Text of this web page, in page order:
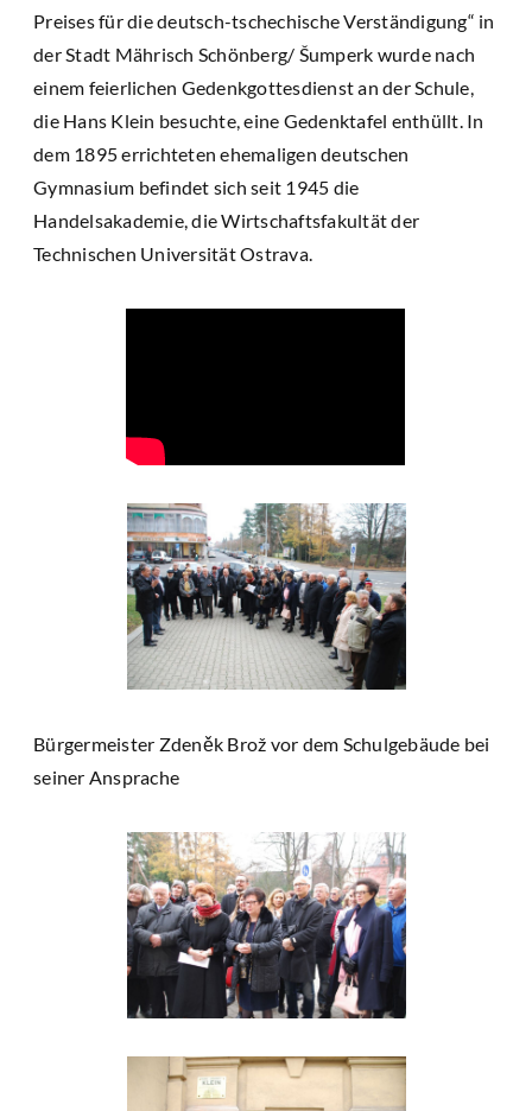
Preises für die deutsch-tschechische Verständigung“ in
der Stadt Mährisch Schönberg/ Šumperk wurde nach
einem feierlichen Gedenkgottesdienst an der Schule,
die Hans Klein besuchte, eine Gedenktafel enthüllt. In
dem 1895 errichteten ehemaligen deutschen
Gymnasium befindet sich seit 1945 die
Handelsakademie, die Wirtschaftsfakultät der
Technischen Universität Ostrava.
Bürgermeister Zdeněk Brož vor dem Schulgebäude bei
seiner Ansprache